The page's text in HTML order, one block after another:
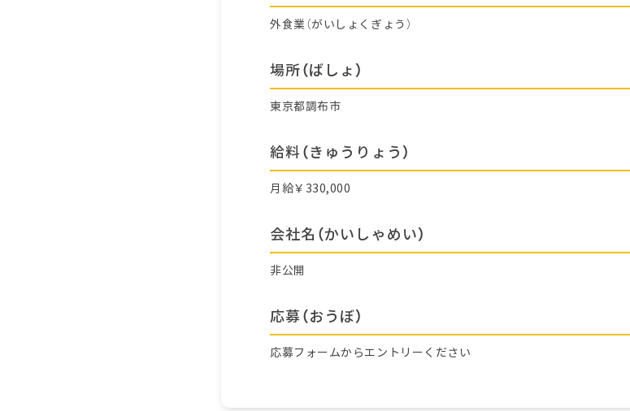
外食業（がいしょくぎょう）
場所（ばしょ）
東京都調布市
給料（きゅうりょう）
月給￥330,000
会社名（かいしゃめい）
非公開
応募（おうぼ）
応募フォームからエントリーください